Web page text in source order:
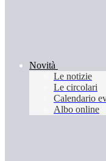
Novità
Le notizie
Le circolari
Calendario
Albo online